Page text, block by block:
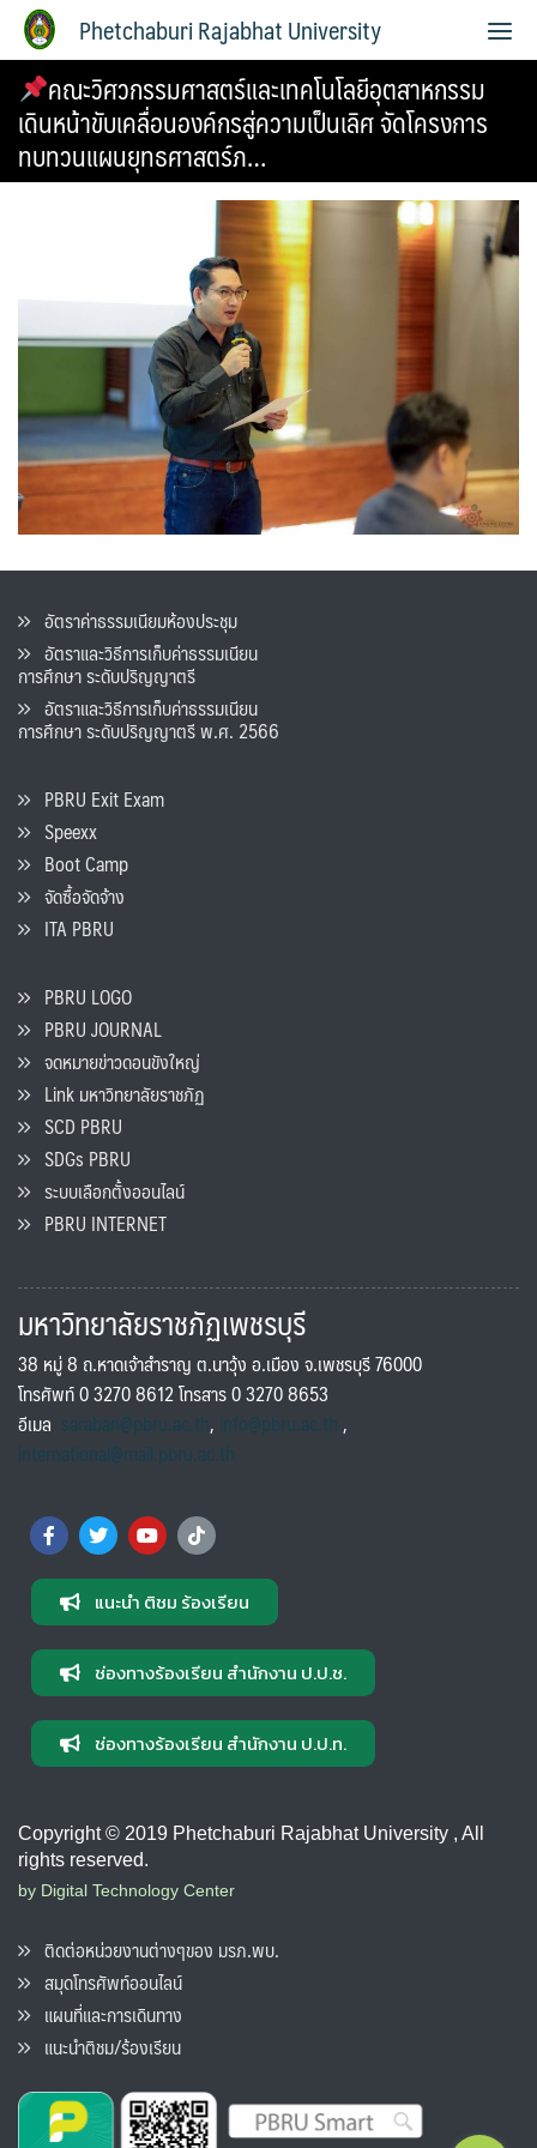
Phetchaburi Rajabhat University
คณะวิศวกรรมศาสตร์และเทคโนโลยีอุตสาหกรรม
เดินหน้าขับเคลื่อนองค์กรสู่ความเป็นเลิศ จัดโครงการ
ทบทวนแผนยุทธศาสตร์ภ…
อัตราค่าธรรมเนียมห้องประชุม
อัตราและวิธีการเก็บค่าธรรมเนียน
การศึกษา ระดับปริญญาตรี
อัตราและวิธีการเก็บค่าธรรมเนียน
การศึกษา ระดับปริญญาตรี พ.ศ. 2566
PBRU Exit Exam
Speexx
Boot Camp
จัดซื้อจัดจ้าง
ITA PBRU
PBRU LOGO
PBRU JOURNAL
จดหมายข่าวดอนขังใหญ่
Link มหาวิทยาลัยราชภัฏ
SCD PBRU
SDGs PBRU
ระบบเลือกตั้งออนไลน์
PBRU INTERNET
มหาวิทยาลัยราชภัฏเพชรบุรี
38 หมู่ 8 ถ.หาดเจ้าสำราญ ต.นาวุ้ง อ.เมือง จ.เพชรบุรี 76000
โทรศัพท์ 0 3270 8612 โทรสาร 0 3270 8653
อีเมล saraban@pbru.ac.th, info@pbru.ac.th,
international@mail.pbru.ac.th
แนะนำ ติชม ร้องเรียน
ช่องทางร้องเรียน สำนักงาน ป.ป.ช.
ช่องทางร้องเรียน สำนักงาน ป.ป.ท.
Copyright © 2019 Phetchaburi Rajabhat University , All
rights reserved.
by Digital Technology Center
ติดต่อหน่วยงานต่างๆของ มรภ.พบ.
สมุดโทรศัพท์ออนไลน์
แผนที่และการเดินทาง
แนะนำติชม/ร้องเรียน